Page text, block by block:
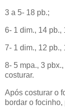
3 a 5- 18 pb.;
6- 1 dim., 14 pb.,
7- 1 dim., 12 pb.,
8- 5 mpa., 3
costurar.
Após costurar o
bordar o